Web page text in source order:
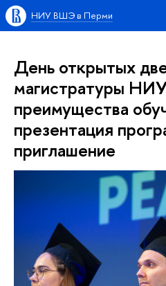
НИУ ВШЭ в Перми
День открытых
магистратуры
преимущества
презентация
приглашение